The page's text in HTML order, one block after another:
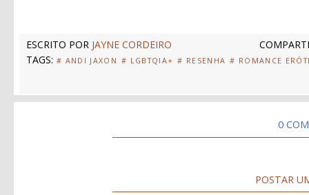
ESCRITO POR JAYNE CORDEIRO
TAGS: # ANDI JAXON # LGBTQIA+ # RESENHA # ROMANCE
0
POSTAR